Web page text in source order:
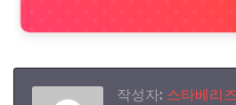
작성자: 스타베리즈